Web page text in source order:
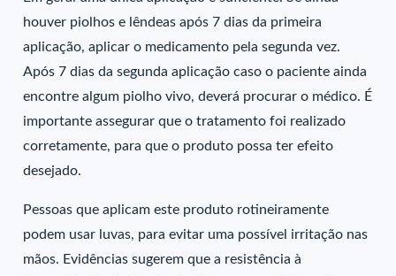
houver piolhos e lêndeas após 7 dias da primeira
aplicação, aplicar o medicamento pela segunda vez.
Após 7 dias da segunda aplicação caso o paciente ainda
encontre algum piolho vivo, deverá procurar o médico. É
importante assegurar que o tratamento foi realizado
corretamente, para que o produto possa ter efeito
desejado.
Pessoas que aplicam este produto rotineiramente
podem usar luvas, para evitar uma possível irritação nas
mãos. Evidências sugerem que a resistência à